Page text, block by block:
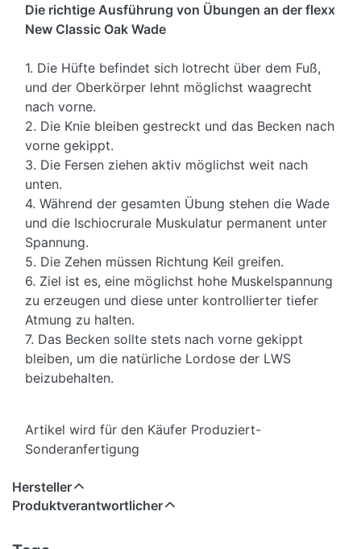
Die richtige Ausführung von Übungen an der flexx
New Classic Oak Wade
1. Die Hüfte befindet sich lotrecht über dem Fuß,
und der Oberkörper lehnt möglichst waagrecht
nach vorne.
2. Die Knie bleiben gestreckt und das Becken nach
vorne gekippt.
3. Die Fersen ziehen aktiv möglichst weit nach
unten.
4. Während der gesamten Übung stehen die Wade
und die Ischiocrurale Muskulatur permanent unter
Spannung.
5. Die Zehen müssen Richtung Keil greifen.
6. Ziel ist es, eine möglichst hohe Muskelspannung
zu erzeugen und diese unter kontrollierter tiefer
Atmung zu halten.
7. Das Becken sollte stets nach vorne gekippt
bleiben, um die natürliche Lordose der LWS
beizubehalten.
Artikel wird für den Käufer Produziert-
Sonderanfertigung
Hersteller
Produktverantwortlicher